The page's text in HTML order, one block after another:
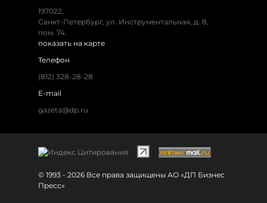
197022,
Санкт-Петербург, ул. Инструментальная, д. 8,
пом. 74.
показать на карте
Телефон
(812) 328-28-28
E-mail
gazeta@dp.ru
© 1993 - 2026 Все права защищены АО «ДП Бизнес
Пресс»